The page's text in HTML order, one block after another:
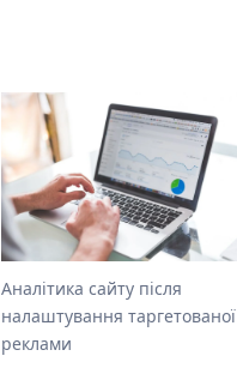
Аналітика сайту після
налаштування таргетованої
реклами